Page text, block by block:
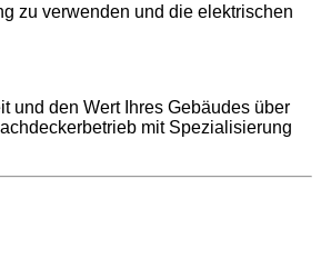
zu verwenden und die elektrischen
und den Wert Ihres Gebäudes über
mit Spezialisierung